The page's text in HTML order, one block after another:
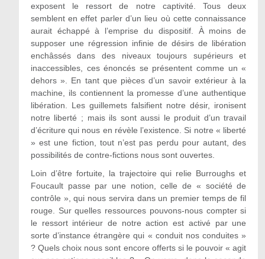
exposent le ressort de notre captivité. Tous deux
semblent en effet parler d’un lieu où cette connaissance
aurait échappé à l’emprise du dispositif. À moins de
supposer une régression infinie de désirs de libération
enchâssés dans des niveaux toujours supérieurs et
inaccessibles, ces énoncés se présentent comme un «
dehors ». En tant que pièces d’un savoir extérieur à la
machine, ils contiennent la promesse d’une authentique
libération. Les guillemets falsifient notre désir, ironisent
notre liberté ; mais ils sont aussi le produit d’un travail
d’écriture qui nous en révèle l’existence. Si notre « liberté
» est une fiction, tout n’est pas perdu pour autant, des
possibilités de contre-fictions nous sont ouvertes.
Loin d’être fortuite, la trajectoire qui relie Burroughs et
Foucault passe par une notion, celle de « société de
contrôle », qui nous servira dans un premier temps de fil
rouge. Sur quelles ressources pouvons-nous compter si
le ressort intérieur de notre action est activé par une
sorte d’instance étrangère qui « conduit nos conduites »
? Quels choix nous sont encore offerts si le pouvoir « agit